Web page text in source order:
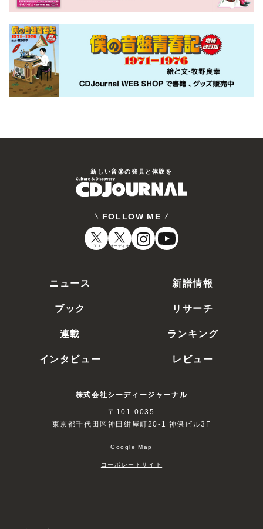
新しい⾳楽の発⾒と体験を
FOLLOW ME
CDJ オーディオ
ニュース
新譜情報
ブック
リサーチ
連載
ランキング
インタビュー
レビュー
株式会社シーディージャーナル
〒101-0035
東京都千代田区神田紺屋町20-1 神保ビル3F
Google Map
コーポレートサイト